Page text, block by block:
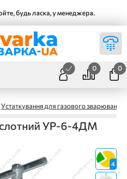
будь ласка, у менеджера.
0 0
Устаткування для газового зварювання
УР-6-4ДМ
4